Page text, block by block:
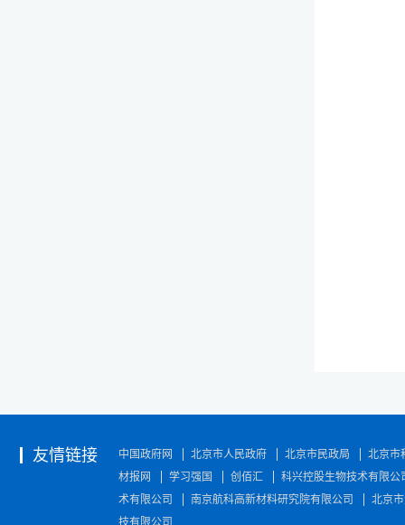
友情链接 中国政府网 北京市人民政府 北京市民政局
北京市
材报网
学习强国 创佰汇
科兴控股生物技术有限公
术有限公司
南京航科高新材料研究院有限公司
北京
技有限公司